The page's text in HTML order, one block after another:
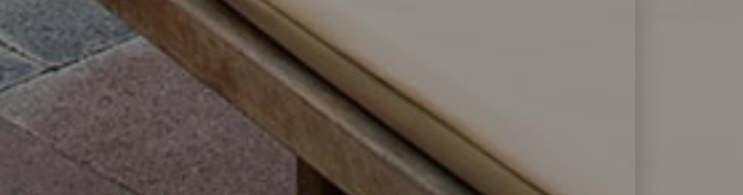
de La Palma: hoteles, apartamentos...
en un apartamento junto al mar o en un pintoresco hotel rodeado de naturaleza y con todo tipo de servicios y
sus poco más de 700 kilómetros cuadrados de alternativas para todo tipo de viajeros. Encuentra la opción
de ruta por la isla o desconectar unos días de la rutina con esta selección de los mejores establecimientos